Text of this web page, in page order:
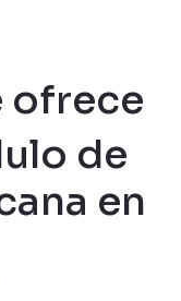
ofrece
de
en